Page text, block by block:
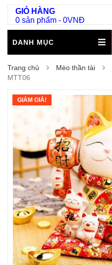
GIỎ HÀNG
0 sản phẩm - 0VNĐ
DANH MỤC
Trang chủ Mèo thần tài
MTT06
GIẢM GIÁ!